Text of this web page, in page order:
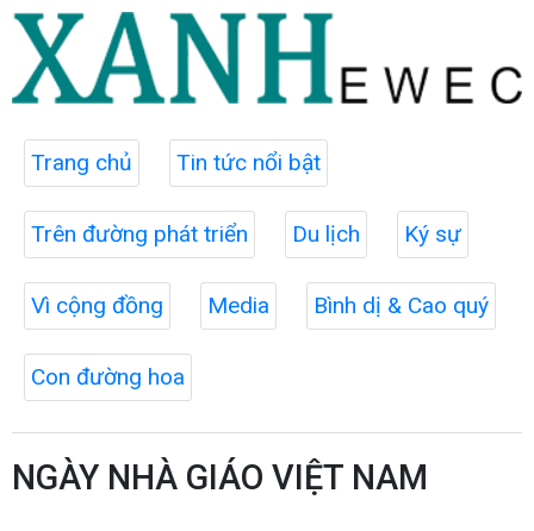
Trang chủ Tin tức nổi bật
Trên đường phát triển Du lịch Ký sự
Vì cộng đồng Media Bình dị & Cao quý
Con đường hoa
NGÀY NHÀ GIÁO VIỆT NAM